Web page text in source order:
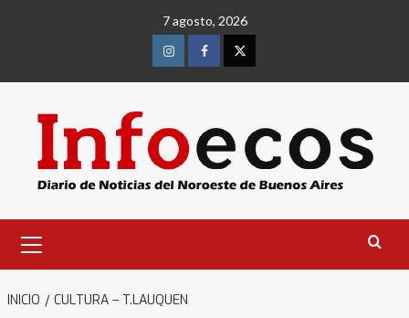
7 agosto, 2026
InstagramFacebookTwitter
primario
INICIO CULTURA – T.LAUQUEN